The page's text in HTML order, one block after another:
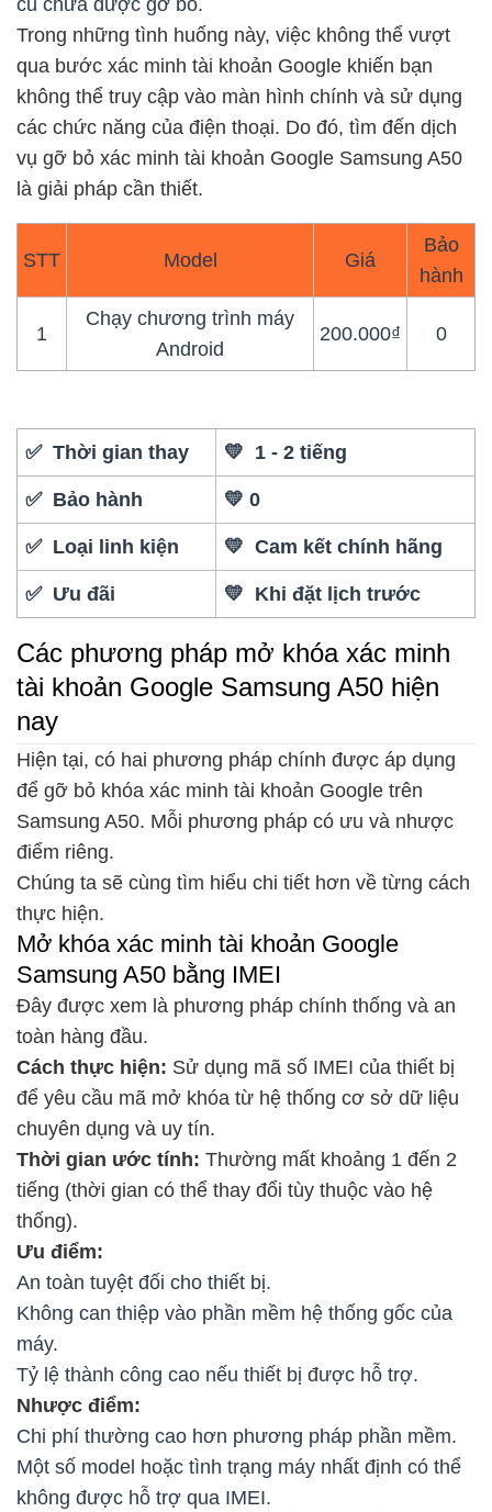
cũ chưa được gỡ bỏ.
Trong những tình huống này, việc không thể vượt
qua bước xác minh tài khoản Google khiến bạn
không thể truy cập vào màn hình chính và sử dụng
các chức năng của điện thoại. Do đó, tìm đến dịch
vụ gỡ bỏ xác minh tài khoản Google Samsung A50
là giải pháp cần thiết.
STT Model Giá
Bảo
hành
1
Chạy chương trình máy
Android
200.000₫ 0
✅ Thời gian thay 💛 1 - 2 tiếng
✅ Bảo hành 💛 0
✅ Loại linh kiện 💛 Cam kết chính hãng
✅ Ưu đãi 💛 Khi đặt lịch trước
Các phương pháp mở khóa xác minh
tài khoản Google Samsung A50 hiện
nay
Hiện tại, có hai phương pháp chính được áp dụng
để gỡ bỏ khóa xác minh tài khoản Google trên
Samsung A50. Mỗi phương pháp có ưu và nhược
điểm riêng.
Chúng ta sẽ cùng tìm hiểu chi tiết hơn về từng cách
thực hiện.
Mở khóa xác minh tài khoản Google
Samsung A50 bằng IMEI
Đây được xem là phương pháp chính thống và an
toàn hàng đầu.
Cách thực hiện: Sử dụng mã số IMEI của thiết bị
để yêu cầu mã mở khóa từ hệ thống cơ sở dữ liệu
chuyên dụng và uy tín.
Thời gian ước tính: Thường mất khoảng 1 đến 2
tiếng (thời gian có thể thay đổi tùy thuộc vào hệ
thống).
Ưu điểm:
An toàn tuyệt đối cho thiết bị.
Không can thiệp vào phần mềm hệ thống gốc của
máy.
Tỷ lệ thành công cao nếu thiết bị được hỗ trợ.
Nhược điểm:
Chi phí thường cao hơn phương pháp phần mềm.
Một số model hoặc tình trạng máy nhất định có thể
không được hỗ trợ qua IMEI.